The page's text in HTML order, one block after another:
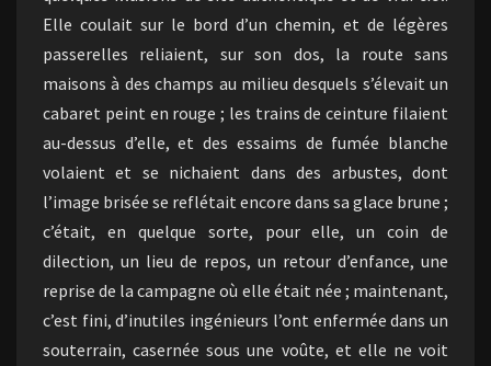
Elle coulait sur le bord d’un chemin, et de légères
passerelles reliaient, sur son dos, la route sans
maisons à des champs au milieu desquels s’élevait un
cabaret peint en rouge ; les trains de ceinture filaient
au-dessus d’elle, et des essaims de fumée blanche
volaient et se nichaient dans des arbustes, dont
l’image brisée se reflétait encore dans sa glace brune ;
c’était, en quelque sorte, pour elle, un coin de
dilection, un lieu de repos, un retour d’enfance, une
reprise de la campagne où elle était née ; maintenant,
c’est fini, d’inutiles ingénieurs l’ont enfermée dans un
souterrain, casernée sous une voûte, et elle ne voit